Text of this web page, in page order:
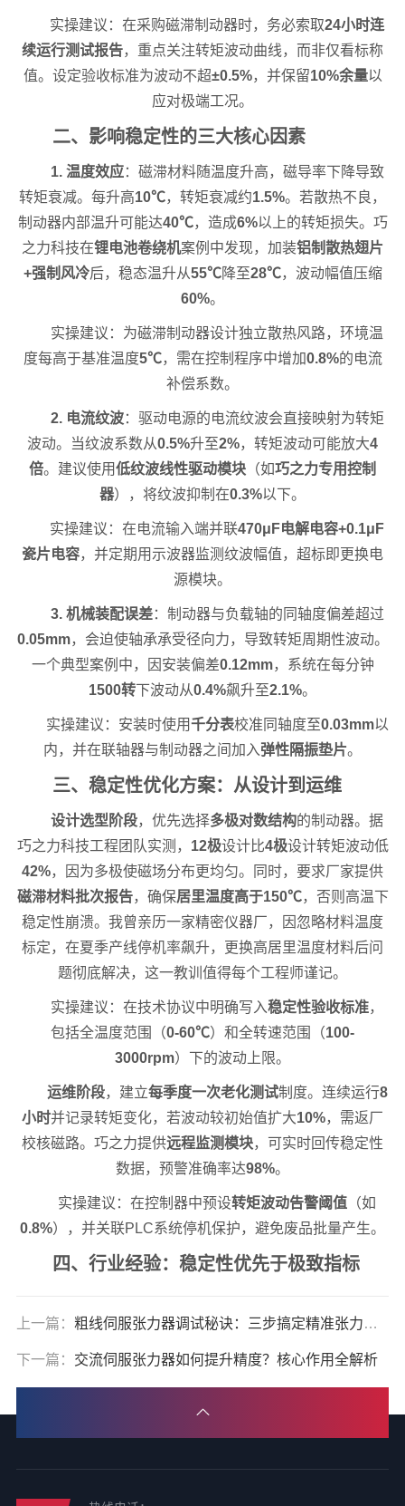
实操建议：在采购磁滞制动器时，务必索取24小时连
续运行测试报告，重点关注转矩波动曲线，而非仅看标称
值。设定验收标准为波动不超±0.5%，并保留10%余量以
应对极端工况。
二、影响稳定性的三大核心因素
1. 温度效应：磁滞材料随温度升高，磁导率下降导致
转矩衰减。每升高10℃，转矩衰减约1.5%。若散热不良，
制动器内部温升可能达40℃，造成6%以上的转矩损失。巧
之力科技在锂电池卷绕机案例中发现，加装铝制散热翅片
+强制风冷后，稳态温升从55℃降至28℃，波动幅值压缩
60%。
实操建议：为磁滞制动器设计独立散热风路，环境温
度每高于基准温度5℃，需在控制程序中增加0.8%的电流
补偿系数。
2. 电流纹波：驱动电源的电流纹波会直接映射为转矩
波动。当纹波系数从0.5%升至2%，转矩波动可能放大4
倍。建议使用低纹波线性驱动模块 （如巧之力专用控制
器），将纹波抑制在0.3%以下。
实操建议：在电流输入端并联470μF电解电容+0.1μF
瓷片电容，并定期用示波器监测纹波幅值，超标即更换电
源模块。
3. 机械装配误差：制动器与负载轴的同轴度偏差超过
0.05mm，会迫使轴承承受径向力，导致转矩周期性波动。
一个典型案例中，因安装偏差0.12mm，系统在每分钟
1500转下波动从0.4%飙升至2.1%。
实操建议：安装时使用千分表校准同轴度至0.03mm以
内，并在联轴器与制动器之间加入弹性隔振垫片。
三、稳定性优化方案：从设计到运维
设计选型阶段，优先选择多极对数结构的制动器。据
巧之力科技工程团队实测， 12极设计比4极设计转矩波动低
42%，因为多极使磁场分布更均匀。同时，要求厂家提供
磁滞材料批次报告，确保居里温度高于150℃，否则高温下
稳定性崩溃。我曾亲历一家精密仪器厂，因忽略材料温度
标定，在夏季产线停机率飙升，更换高居里温度材料后问
题彻底解决，这一教训值得每个工程师谨记。
实操建议：在技术协议中明确写入稳定性验收标准，
包括全温度范围（0-60℃）和全转速范围（100-
3000rpm）下的波动上限。
运维阶段，建立每季度一次老化测试制度。连续运行8
小时并记录转矩变化，若波动较初始值扩大10%，需返厂
校核磁路。巧之力提供远程监测模块，可实时回传稳定性
数据，预警准确率达98%。
实操建议：在控制器中预设转矩波动告警阈值 （如
0.8%），并关联PLC系统停机保护，避免废品批量产生。
四、行业经验：稳定性优先于极致指标
上一篇： 粗线伺服张力器调试秘诀：三步搞定精准张力控制
下一篇： 交流伺服张力器如何提升精度？核心作用全解析